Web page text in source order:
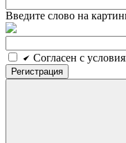
Введите слово на
Cогласен c